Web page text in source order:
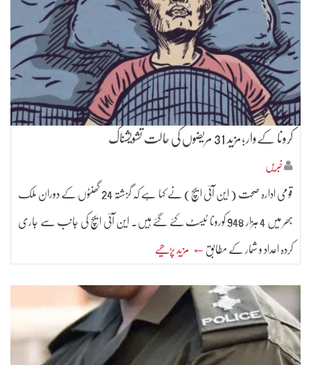
کرونا کےوار؛مزید 31 مریضوں کی حالت تشویشناک
خبریں
قومی ادارہ صحت ( این آئی ایچ) نے کہا ہے کہ گزشتہ 24 گھنٹوں کے دوران ملک
بھر میں 4 ہزار 948 کورونا ٹیسٹ کئے گئے ہیں۔ این آئی ایچ کی جانب سے جاری
کردہ اعداد و شمار کے مطابق ← مزید پڑھیے